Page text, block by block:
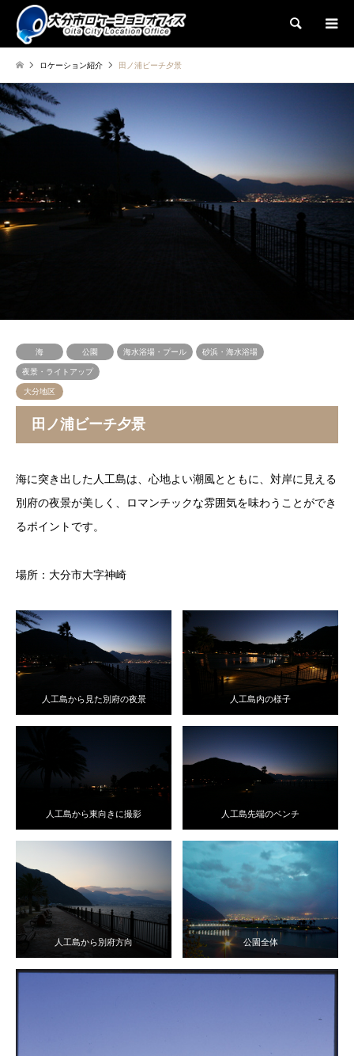
検索
ロケーション紹介 田ノ浦ビーチ夕景
海 公園 海水浴場・プール 砂浜・海水浴場
夜景・ライトアップ
大分地区
田ノ浦ビーチ夕景
海に突き出した人工島は、心地よい潮風とともに、対岸に見える
別府の夜景が美しく、ロマンチックな雰囲気を味わうことができ
るポイントです。
場所：大分市大字神崎
人工島から見た別府の夜景 人工島内の様子
人工島から東向きに撮影 人工島先端のベンチ
人工島から別府方向 公園全体